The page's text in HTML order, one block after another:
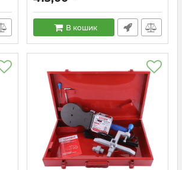
Артикул: KA0014
В кошик